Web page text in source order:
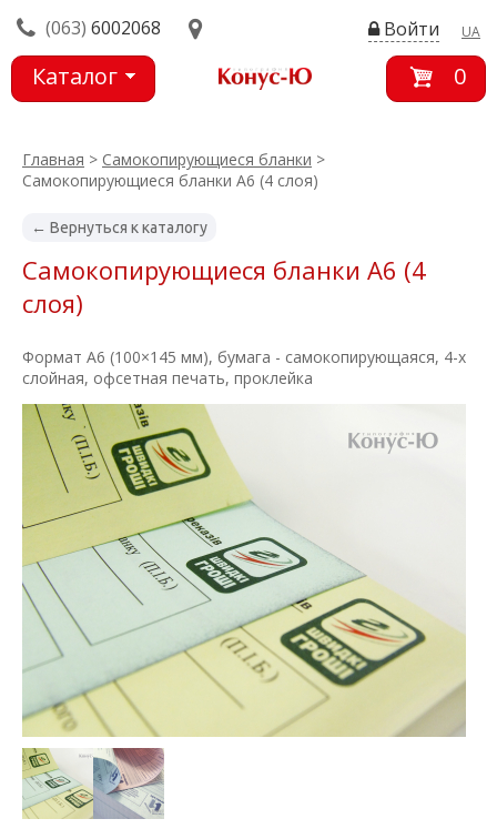
(063) 6002068 UA
Войти
Каталог
0
Главная > Самокопирующиеся бланки >
Самокопирующиеся бланки А6 (4 слоя)
← Вернуться к каталогу
Самокопирующиеся бланки А6 (4
слоя)
Формат А6 (100×145 мм), бумага - самокопирующаяся, 4-х
слойная, офсетная печать, проклейка